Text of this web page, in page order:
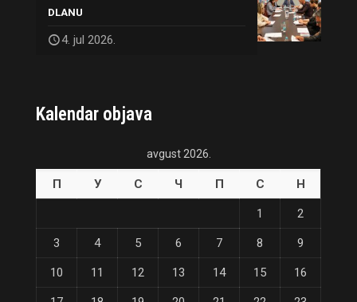
DLANU
4. jul 2026.
Kalendar objava
avgust 2026.
П У С Ч П С Н
1 2
3 4 5 6 7 8 9
10 11 12 13 14 15 16